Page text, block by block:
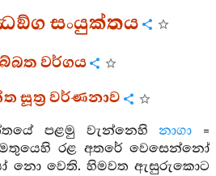
සංයුක්තය
වර්ගය
සූත්‍ර වර්ණනාව
පළමු වැන්නෙහිනාගා =
රළ අතරේ වෙසෙන්නෝ
නො වෙති. හිමවත ඇසුරුකොට